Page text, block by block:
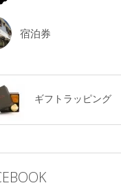
宿泊券
ギフトラッピング